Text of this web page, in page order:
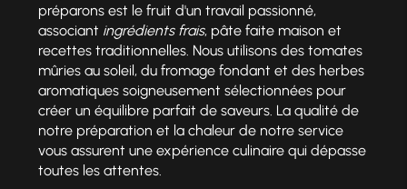
préparons est le fruit d'un travail passionné,
associant ingrédients frais, pâte faite maison et
recettes traditionnelles. Nous utilisons des tomates
mûries au soleil, du fromage fondant et des herbes
aromatiques soigneusement sélectionnées pour
créer un équilibre parfait de saveurs. La qualité de
notre préparation et la chaleur de notre service
vous assurent une expérience culinaire qui dépasse
toutes les attentes.